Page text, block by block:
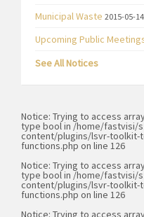
Municipal Waste 2015-05-14
Upcoming Public
See All Notices
Notice: Trying to access
type bool in /home/fastvisi/
content/plugins/lsvr-toolkit-
functions.php on line 126
Notice: Trying to access
type bool in /home/fastvisi/
content/plugins/lsvr-toolkit-
functions.php on line 126
Notice: Trying to access